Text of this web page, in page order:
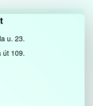
u. 23.
út 109.